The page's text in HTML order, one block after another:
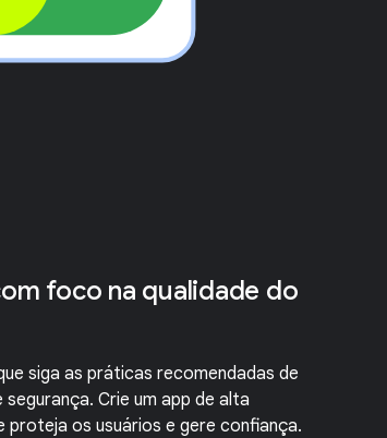
foco na qualidade do
siga as práticas recomendadas de
segurança. Crie um app de alta
proteja os usuários e gere confiança.